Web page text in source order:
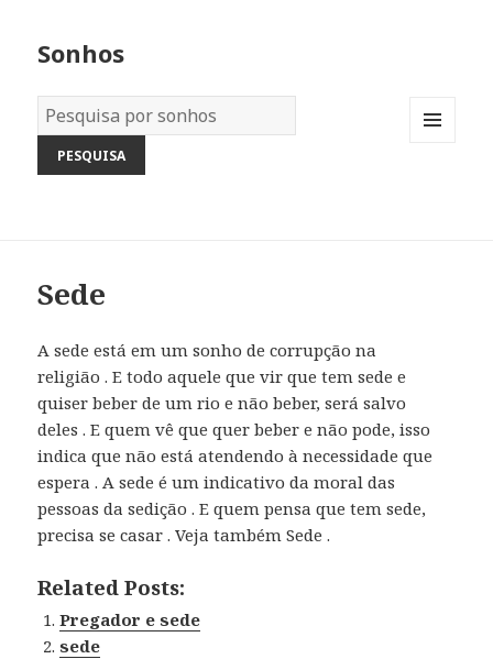
Sonhos
Dicionário
dos
Sonhos:
Sede
A sede está em um sonho de corrupção na
religião . E todo aquele que vir que tem sede e
quiser beber de um rio e não beber, será salvo
deles . E quem vê que quer beber e não pode, isso
indica que não está atendendo à necessidade que
espera . A sede é um indicativo da moral das
pessoas da sedição . E quem pensa que tem sede,
precisa se casar . Veja também Sede .
Related Posts:
Pregador e sede
sede